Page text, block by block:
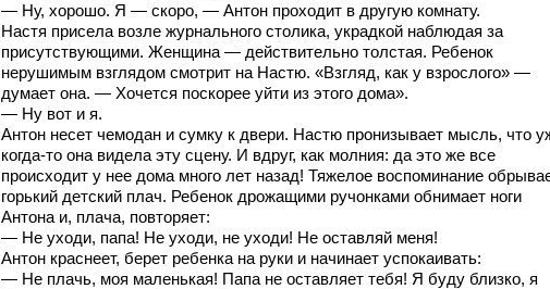
— Ну, хорошо. Я — скоро, — Антон проходит в другую комнату.
Настя присела возле журнального столика, украдкой наблюдая за
присутствующими. Женщина — действительно толстая. Ребенок
нерушимым взглядом смотрит на Настю. «Взгляд, как у взрослого» —
думает она. — Хочется поскорее уйти из этого дома».
— Ну вот и я.
Антон несет чемодан и сумку к двери. Настю пронизывает мысль, что
когда-то она видела эту сцену. И вдруг, как молния: да это же все
происходит у нее дома много лет назад! Тяжелое воспоминание
горький детский плач. Ребенок дрожащими ручонками обнимает ноги
Антона и, плача, повторяет:
— Не уходи, папа! Не уходи, не уходи! Не оставляй меня!
Антон краснеет, берет ребенка на руки и начинает успокаивать:
— Не плачь, моя маленькая! Папа не оставляет тебя! Я буду близко, я